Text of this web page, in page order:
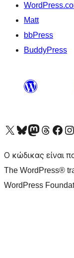
Matt
bbPress
BuddyPress
Visit our X (formerly Twitter) account
Visit our Bluesky account
Επισκεφθείτε τον λογαριασμό μας στο
Visit our Threads
Επισκεφτείτε
Ο κώδικας είναι
The WordPress®
WordPress